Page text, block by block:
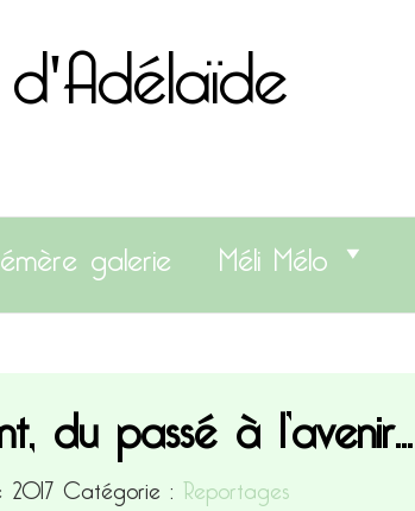
galerie Méli Mélo
du passé à l’avenir…
Catégorie : Reportages